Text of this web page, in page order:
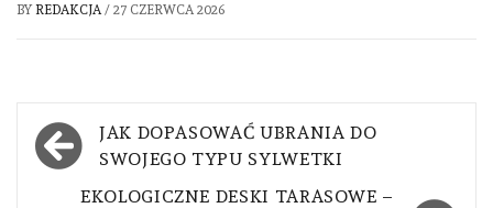
BY REDAKCJA/ 27 CZERWCA 2026
Nawigacja
wpisu
JAK DOPASOWAĆ UBRANIA DO
SWOJEGO TYPU SYLWETKI
EKOLOGICZNE DESKI TARASOWE –